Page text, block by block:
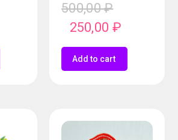
500,00₽
250,00 ₽
Add to cart